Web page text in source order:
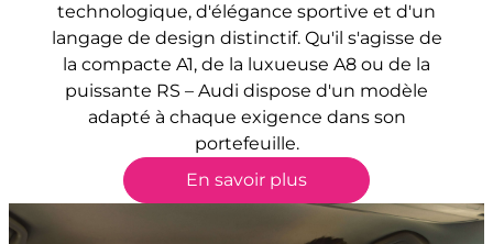
technologique, d'élégance sportive et d'un
langage de design distinctif. Qu'il s'agisse de
la compacte A1, de la luxueuse A8 ou de la
puissante RS – Audi dispose d'un modèle
adapté à chaque exigence dans son
portefeuille.
En savoir plus